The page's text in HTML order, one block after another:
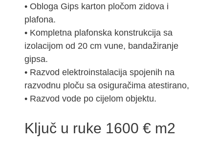
• Obloga Gips karton pločom zidova i
plafona.
• Kompletna plafonska konstrukcija sa
izolacijom od 20 cm vune, bandažiranje
gipsa.
• Razvod elektroinstalacija spojenih na
razvodnu ploču sa osiguračima atestirano,
• Razvod vode po cijelom objektu.
Ključ u ruke 1600 € m2